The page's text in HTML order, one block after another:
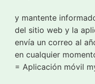
y mantente
del sitio web y la
envía un correo al
en cualquier
= Aplicación móvil